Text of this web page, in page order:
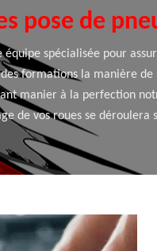
pose de
spécialisée pour
formations la manière
manier à la perfection
de vos roues se déroulera